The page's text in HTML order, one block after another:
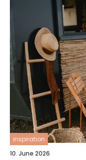
inspiration
10. June 2026